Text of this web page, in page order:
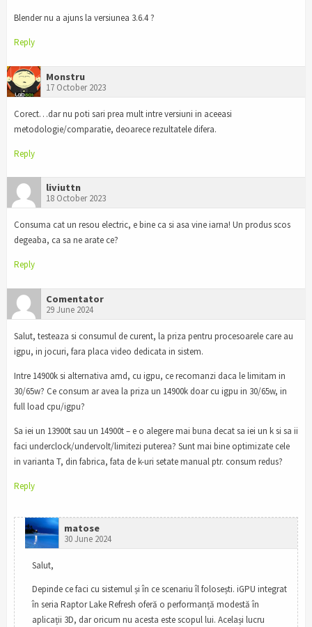
Blender nu a ajuns la versiunea 3.6.4 ?
Reply
Monstru
17 October 2023
Corect…dar nu poti sari prea mult intre versiuni in aceeasi
metodologie/comparatie, deoarece rezultatele difera.
Reply
liviuttn
18 October 2023
Consuma cat un resou electric, e bine ca si asa vine iarna! Un produs scos
degeaba, ca sa ne arate ce?
Reply
Comentator
29 June 2024
Salut, testeaza si consumul de curent, la priza pentru procesoarele care au
igpu, in jocuri, fara placa video dedicata in sistem.
Intre 14900k si alternativa amd, cu igpu, ce recomanzi daca le limitam in
30/65w? Ce consum ar avea la priza un 14900k doar cu igpu in 30/65w, in
full load cpu/igpu?
Sa iei un 13900t sau un 14900t – e o alegere mai buna decat sa iei un k si sa ii
faci underclock/undervolt/limitezi puterea? Sunt mai bine optimizate cele
in varianta T, din fabrica, fata de k-uri setate manual ptr. consum redus?
Reply
matose
30 June 2024
Salut,
Depinde ce faci cu sistemul și în ce scenariu îl folosești. iGPU integrat
în seria Raptor Lake Refresh oferă o performanță modestă în
aplicații 3D, dar oricum nu acesta este scopul lui. Același lucru